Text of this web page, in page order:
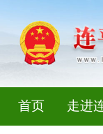
首页 走进